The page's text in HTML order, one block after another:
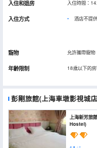
入住和退房 入住時間：
入住方式 酒店不提
寵物 允許攜帶寵物
年齡限制 18歲以下的
彭剛旅館(上海車墩影視城
上海新芳旅館 (Xinfang
Hostel)